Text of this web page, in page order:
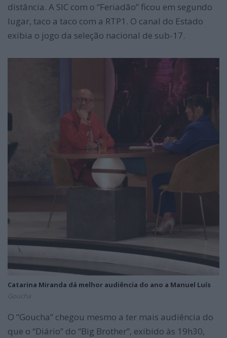
distância. A SIC com o “Feriadão” ficou em segundo
lugar, taco a taco com a RTP1. O canal do Estado
exibia o jogo da seleção nacional de sub-17.
Catarina Miranda dá melhor audiência do ano a Manuel Luís
Goucha
O “Goucha” chegou mesmo a ter mais audiência do
que o “Diário” do “Big Brother”, exibido às 19h30,